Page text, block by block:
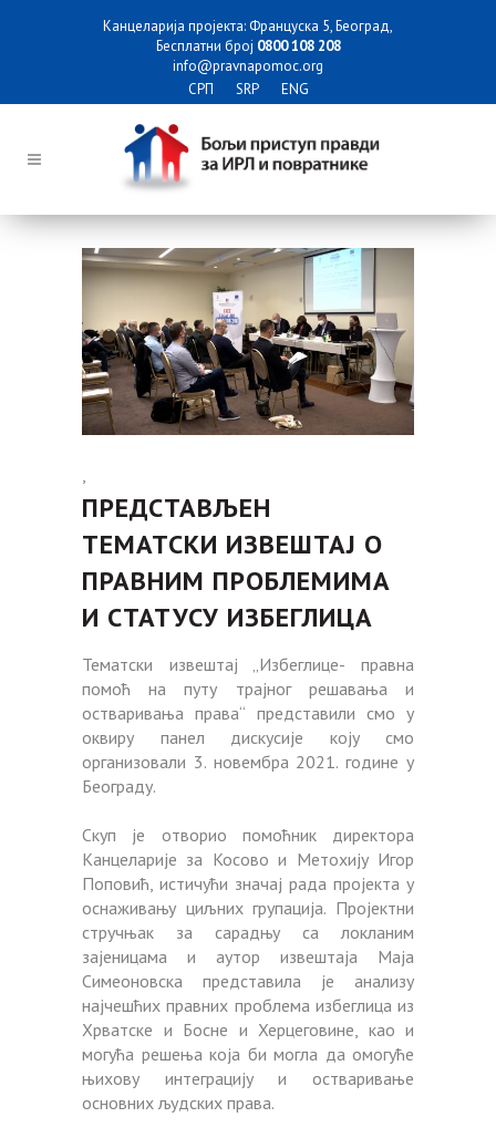
Канцеларија пројекта: Француска 5, Београд,
Бесплатни број 0800 108 208
info@pravnapomoc.org
СРП
SRP ENG
ПРЕДСТАВЉЕН
ТЕМАТСКИ ИЗВЕШТАЈ О
ПРАВНИМ ПРОБЛЕМИМА
И СТАТУСУ ИЗБЕГЛИЦА
Тематски извештај „Избеглице- правна
помоћ на путу трајног решавања и
остваривања права“ представили смо у
оквиру панел дискусије коју смо
организовали 3. новембра 2021. године у
Београду.
Скуп је отворио помоћник директора
Канцеларије за Косово и Метохију Игор
Поповић, истичући значај рада пројекта у
оснаживању циљних групација. Пројектни
стручњак за сарадњу са локланим
зајеницама и аутор извештаја Маја
Симеоновска представила је анализу
најчешћих правних проблема избеглица из
Хрватске и Босне и Херцеговине, као и
могућа решења која би могла да омогуће
њихову интеграцију и остваривање
основних људских права.